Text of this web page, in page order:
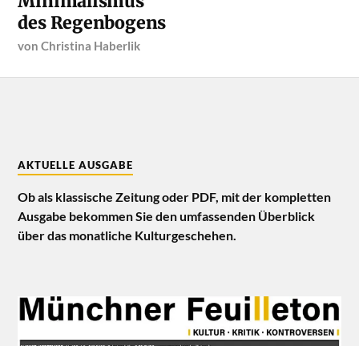
des Regenbogens
vonChristina Haberlik
AKTUELLE AUSGABE
Ob als klassische Zeitung oder PDF, mit der kompletten
Ausgabe bekommen Sie den umfassenden Überblick
über das monatliche Kulturgeschehen.